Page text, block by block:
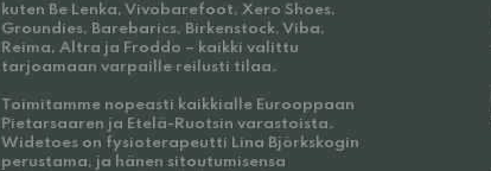
kuten Be Lenka, Vivobarefoot, Xero Shoes,
Groundies, Barebarics, Birkenstock, Viba,
Reima, Altra ja Froddo – kaikki valittu
tarjoamaan varpaille reilusti tilaa.
Toimitamme nopeasti kaikkialle Eurooppaan
Pietarsaaren ja Etelä-Ruotsin varastoista.
Widetoes on fysioterapeutti Lina Björkskogin
perustama, ja hänen sitoutumisensa